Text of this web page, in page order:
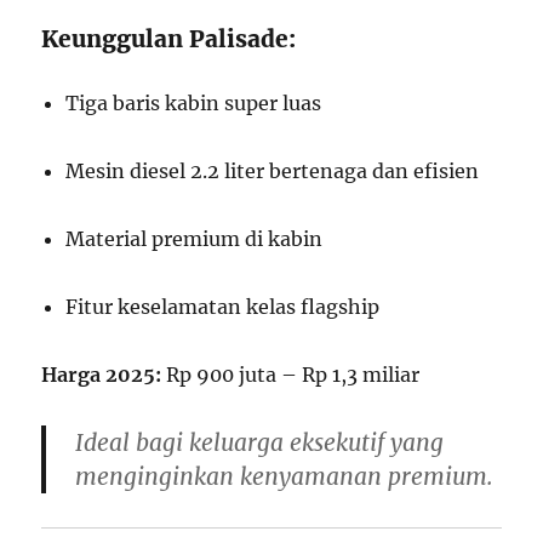
Keunggulan Palisade:
Tiga baris kabin super luas
Mesin diesel 2.2 liter bertenaga dan efisien
Material premium di kabin
Fitur keselamatan kelas flagship
Harga 2025: Rp 900 juta – Rp 1,3 miliar
Ideal bagi keluarga eksekutif yang
menginginkan kenyamanan premium.